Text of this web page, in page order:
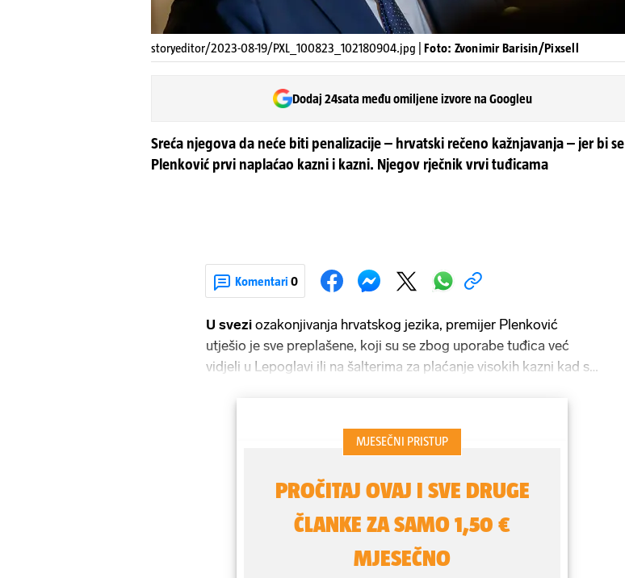
storyeditor/2023-08-19/PXL_100823_102180904.jpg | Foto: Zvonimir Barisin/Pixsell
Dodaj 24sata među omiljene izvore na Googleu
Sreća njegova da neće biti penalizacije – hrvatski rečeno kažnjavanja – jer bi se
Plenković prvi naplaćao kazni i kazni. Njegov rječnik vrvi tuđicama
Komentari 0
U svezi ozakonjivanja hrvatskog jezika, premijer Plenković
utješio je sve preplašene, koji su se zbog uporabe tuđica već
vidjeli u Lepoglavi ili na šalterima za plaćanje visokih kazni kad se